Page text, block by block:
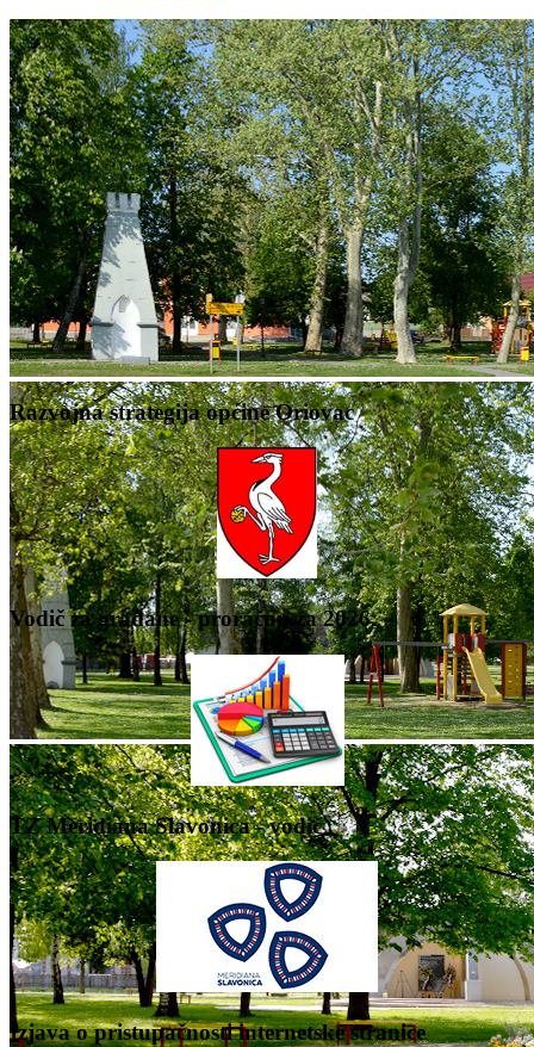
Razvojna strategija općine Oriovac
Vodič za građane - proračun za 2026.
TZ Meridiana Slavonica - vodič
Izjava o pristupačnosti internetske stranice